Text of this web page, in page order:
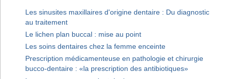
Les sinusites maxillaires d'origine dentaire : Du diagnostic
au traitement
Le lichen plan buccal : mise au point
Les soins dentaires chez la femme enceinte
Prescription médicamenteuse en pathologie et chirurgie
bucco-dentaire : «la prescription des antibiotiques»